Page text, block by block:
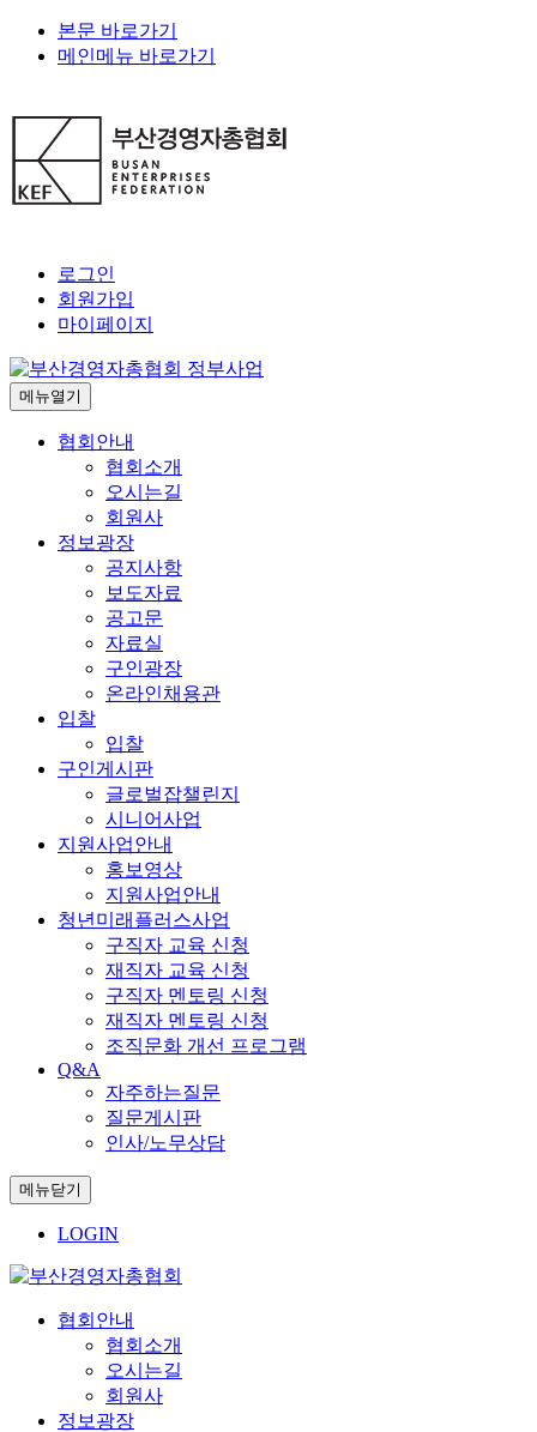
본문 바로가기
메인메뉴 바로가기
로그인
회원가입
마이페이지
메뉴열기
협회안내
협회소개
오시는길
회원사
정보광장
공지사항
보도자료
공고문
자료실
구인광장
온라인채용관
입찰
입찰
구인게시판
글로벌잡챌린지
시니어사업
지원사업안내
홍보영상
지원사업안내
청년미래플러스사업
구직자 교육 신청
재직자 교육 신청
구직자 멘토링 신청
재직자 멘토링 신청
조직문화 개선 프로그램
Q&A
자주하는질문
질문게시판
인사/노무상담
메뉴닫기
LOGIN
협회안내
협회소개
오시는길
회원사
정보광장